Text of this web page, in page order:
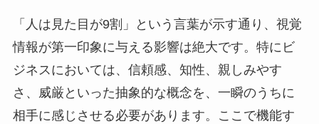
「人は見た目が9割」という言葉が示す通り、視覚
情報が第一印象に与える影響は絶大です。特にビ
ジネスにおいては、信頼感、知性、親しみやす
さ、威厳といった抽象的な概念を、一瞬のうちに
相手に感じさせる必要があります。ここで機能す